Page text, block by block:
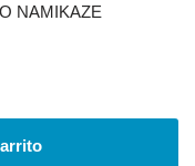
NAMIKAZE